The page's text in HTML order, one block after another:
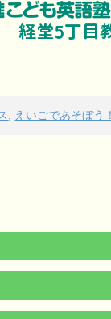
えいごであそぼう！